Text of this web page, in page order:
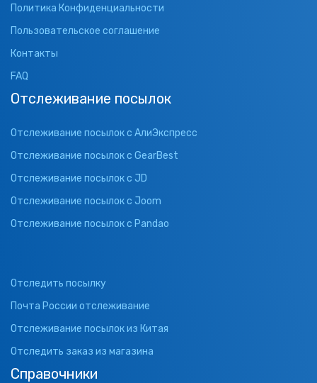
Политика Конфиденциальности
Пользовательское соглашение
Контакты
FAQ
Отслеживание посылок
Отслеживание посылок с АлиЭкспресс
Отслеживание посылок с GearBest
Отслеживание посылок с JD
Отслеживание посылок с Joom
Отслеживание посылок с Pandao
Отследить посылку
Почта России отслеживание
Отслеживание посылок из Китая
Отследить заказ из магазина
Справочники